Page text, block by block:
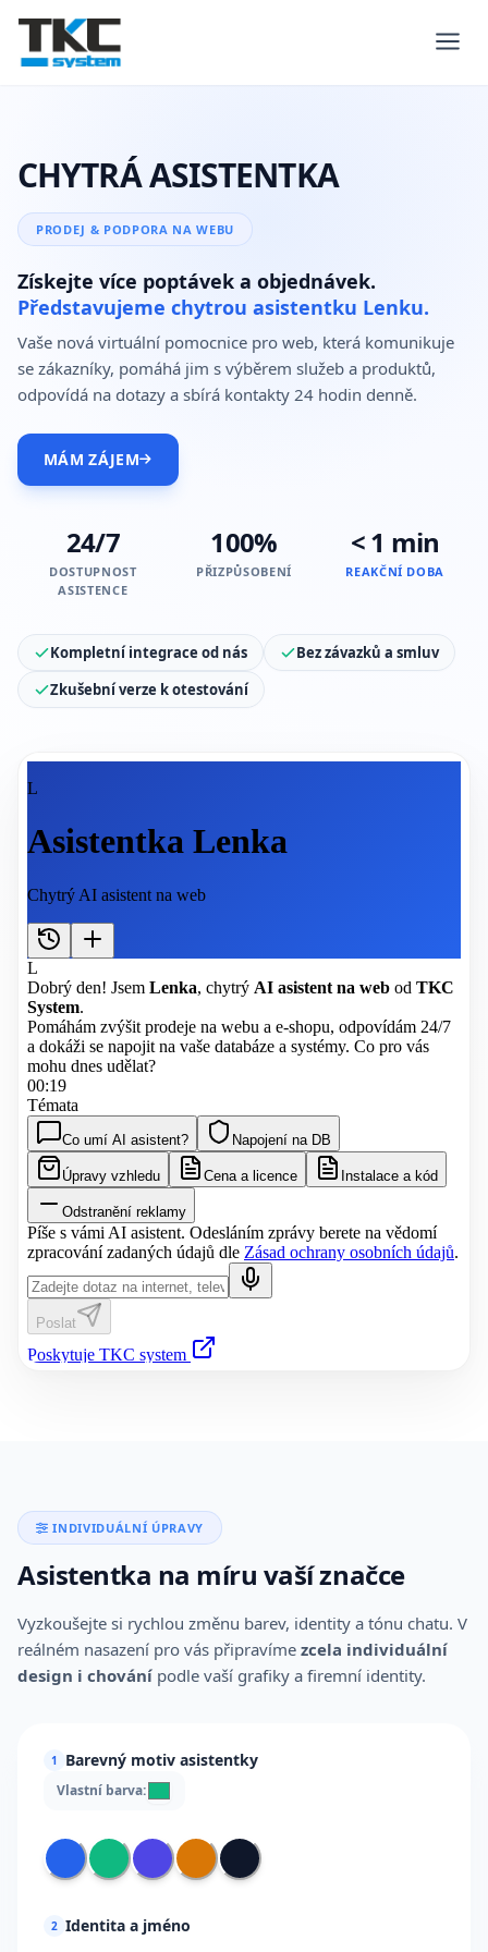
CHYTRÁ ASISTENTKA
PRODEJ & PODPORA NA WEBU
Získejte více poptávek a objednávek.
Představujeme chytrou asistentku Lenku.
Vaše nová virtuální pomocnice pro web, která komunikuje
se zákazníky, pomáhá jim s výběrem služeb a produktů,
odpovídá na dotazy a sbírá kontakty 24 hodin denně.
MÁM ZÁJEM
24/7
DOSTUPNOST
ASISTENCE
100%
PŘIZPŮSOBENÍ
< 1 min
REAKČNÍ DOBA
Kompletní integrace od nás
Bez závazků a smluv
Zkušební verze k otestování
INDIVIDUÁLNÍ ÚPRAVY
Asistentka na míru vaší značce
Vyzkoušejte si rychlou změnu barev, identity a tónu chatu. V
reálném nasazení pro vás připravíme zcela individuální
design i chování podle vaší grafiky a firemní identity.
1 Barevný motiv asistentky
Vlastní barva:
2 Identita a jméno